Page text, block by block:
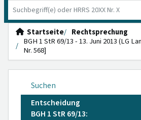
Startseite
Rechtsprechung
BGH 1 StR 69/13 - 13. Juni 2013 (LG
Nr. 568]
Suchen
Entscheidung
BGH 1 StR 69/13: